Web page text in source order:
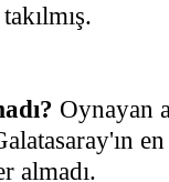
Oynayan
en
almadı.